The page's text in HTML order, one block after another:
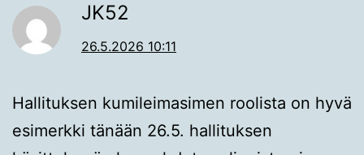
JK52
26.5.2026 10:11
Hallituksen kumileimasimen roolista on hyvä
esimerkki tänään 26.5. hallituksen